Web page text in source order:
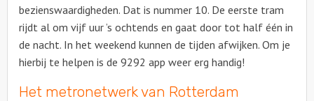
bezienswaardigheden. Dat is nummer 10. De eerste tram
rijdt al om vijf uur ’s ochtends en gaat door tot half één in
de nacht. In het weekend kunnen de tijden afwijken. Om je
hierbij te helpen is de 9292 app weer erg handig!
Het metronetwerk van Rotterdam